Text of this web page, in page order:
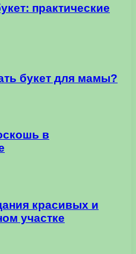
практические
букет для мамы?
в
красивых и
участке